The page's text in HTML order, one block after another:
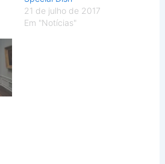
21 de julho de 2017
Em "Notícias"